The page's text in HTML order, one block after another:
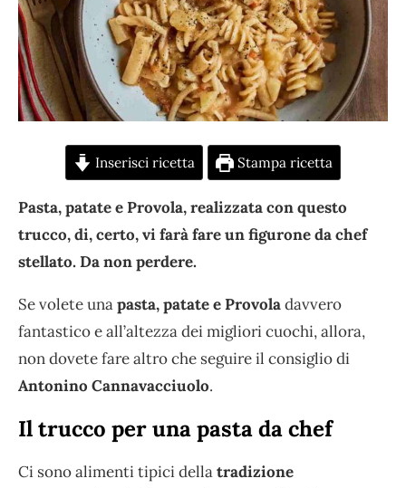
Inserisci ricetta Stampa ricetta
Pasta, patate e Provola, realizzata con questo
trucco, di, certo, vi farà fare un figurone da chef
stellato. Da non perdere.
Se volete unapasta, patate e Provoladavvero
fantastico e all’altezza dei migliori cuochi, allora,
non dovete fare altro che seguire il consiglio di
Antonino Cannavacciuolo.
Il trucco per una pasta da chef
Ci sono alimenti tipici dellatradizione